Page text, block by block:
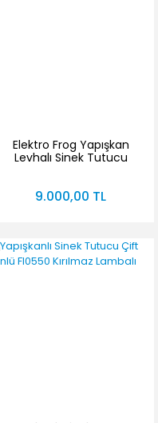
Elektro Frog Yapışkan
Levhalı Sinek Tutucu
9.000,00 TL